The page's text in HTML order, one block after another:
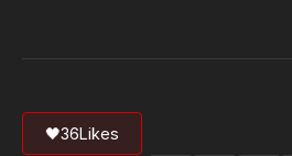
🖤36Likes